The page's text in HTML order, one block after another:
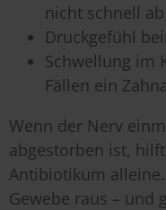
nicht schnell ab
Druckgefühl
Schwellung im
Fällen ein
Wenn der Nerv
abgestorben ist,
Antibiotikum
Gewebe raus – und